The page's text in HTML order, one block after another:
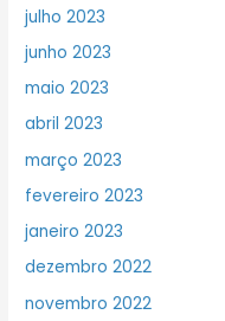
julho 2023
junho 2023
maio 2023
abril 2023
março 2023
fevereiro 2023
janeiro 2023
dezembro 2022
novembro 2022